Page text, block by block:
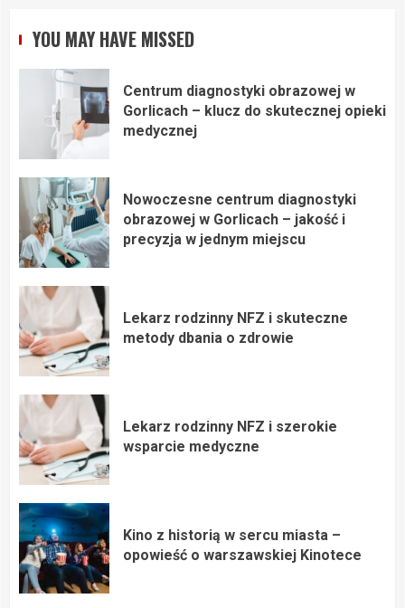
YOU MAY HAVE MISSED
Centrum diagnostyki obrazowej w
Gorlicach – klucz do skutecznej opieki
medycznej
Nowoczesne centrum diagnostyki
obrazowej w Gorlicach – jakość i
precyzja w jednym miejscu
Lekarz rodzinny NFZ i skuteczne
metody dbania o zdrowie
Lekarz rodzinny NFZ i szerokie
wsparcie medyczne
Kino z historią w sercu miasta –
opowieść o warszawskiej Kinotece